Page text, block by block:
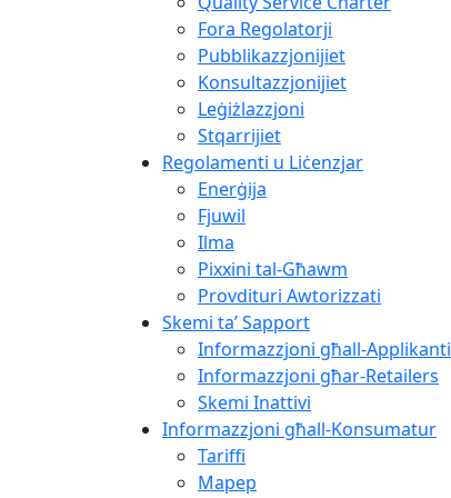
Fora Regolatorji
Pubblikazzjonijiet
Konsultazzjonijiet
Leġiżlazzjoni
Stqarrijiet
Regolamenti u Liċenzjar
Enerġija
Fjuwil
Ilma
Pixxini tal-Għawm
Provdituri Awtorizzati
Skemi ta’ Sapport
Informazzjoni għall-Applikanti
Informazzjoni għar-Retailers
Skemi Inattivi
Informazzjoni għall-Konsumatur
Tariffi
Mapep